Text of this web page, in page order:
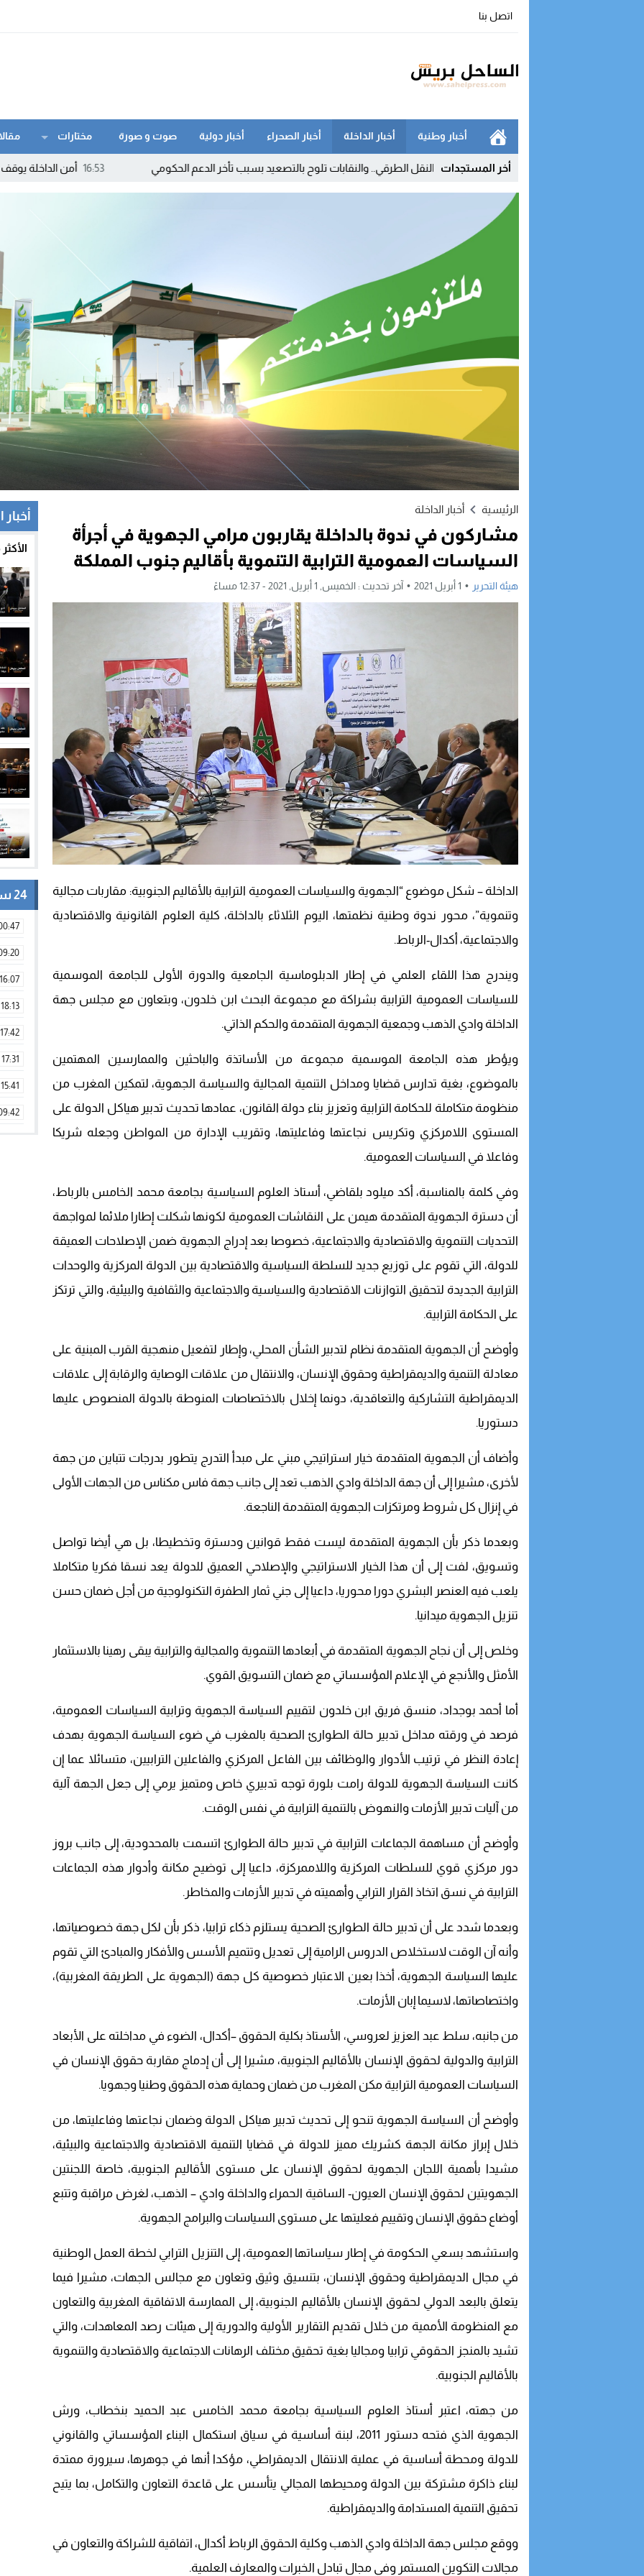
اتصل بنا
أخبار وطنية أخبار الداخلة أخبار الصحراء أخبار دولية صوت و صورة مختارات
أخر المستجدات 16:53 أمن الداخلة يوقف مبحوثا عنه يفجر غضب مهنيي النقل الطرقي.. والنقابات تلوح بالتصعيد بسبب تأخر الدعم الحكومي
الرئيسية أخبار الداخلة
مشاركون في ندوة بالداخلة يقاربون مرامي الجهوية في أجرأة
السياسات العمومية الترابية التنموية بأقاليم جنوب المملكة
هيئة التحرير 1 أبريل 2021 آخر تحديث : الخميس, 1 أبريل, 2021 - 12:37 مساءً
الداخلة – شكل موضوع “الجهوية والسياسات العمومية الترابية بالأقاليم الجنوبية: مقاربات مجالية
وتنموية”، محور ندوة وطنية نظمتها، اليوم الثلاثاء بالداخلة، كلية العلوم القانونية والاقتصادية
والاجتماعية، أكدال-الرباط.
ويندرج هذا اللقاء العلمي في إطار الدبلوماسية الجامعية والدورة الأولى للجامعة الموسمية
للسياسات العمومية الترابية بشراكة مع مجموعة البحث ابن خلدون، وبتعاون مع مجلس جهة
الداخلة وادي الذهب وجمعية الجهوية المتقدمة والحكم الذاتي.
ويؤطر هذه الجامعة الموسمية مجموعة من الأساتذة والباحثين والممارسين المهتمين
بالموضوع، بغية تدارس قضايا ومداخل التنمية المجالية والسياسة الجهوية، لتمكين المغرب من
منظومة متكاملة للحكامة الترابية وتعزيز بناء دولة القانون، عمادها تحديث تدبير هياكل الدولة على
المستوى اللامركزي وتكريس نجاعتها وفاعليتها، وتقريب الإدارة من المواطن وجعله شريكا
وفاعلا في السياسات العمومية.
وفي كلمة بالمناسبة، أكد ميلود بلقاضي، أستاذ العلوم السياسية بجامعة محمد الخامس بالرباط،
أن دسترة الجهوية المتقدمة هيمن على النقاشات العمومية لكونها شكلت إطارا ملائما لمواجهة
التحديات التنموية والاقتصادية والاجتماعية، خصوصا بعد إدراج الجهوية ضمن الإصلاحات العميقة
للدولة، التي تقوم على توزيع جديد للسلطة السياسية والاقتصادية بين الدولة المركزية والوحدات
الترابية الجديدة لتحقيق التوازنات الاقتصادية والسياسية والاجتماعية والثقافية والبيئية، والتي ترتكز
على الحكامة الترابية.
وأوضح أن الجهوية المتقدمة نظام لتدبير الشأن المحلي، وإطار لتفعيل منهجية القرب المبنية على
معادلة التنمية والديمقراطية وحقوق الإنسان، والانتقال من علاقات الوصاية والرقابة إلى علاقات
الديمقراطية التشاركية والتعاقدية، دونما إخلال بالاختصاصات المنوطة بالدولة المنصوص عليها
دستوريا.
وأضاف أن الجهوية المتقدمة خيار استراتيجي مبني على مبدأ التدرج يتطور بدرجات تتباين من جهة
لأخرى، مشيرا إلى أن جهة الداخلة وادي الذهب تعد إلى جانب جهة فاس مكناس من الجهات الأولى
في إنزال كل شروط ومرتكزات الجهوية المتقدمة الناجعة.
وبعدما ذكر بأن الجهوية المتقدمة ليست فقط قوانين ودسترة وتخطيطا، بل هي أيضا تواصل
وتسويق، لفت إلى أن هذا الخيار الاستراتيجي والإصلاحي العميق للدولة يعد نسقا فكريا متكاملا
يلعب فيه العنصر البشري دورا محوريا، داعيا إلى جني ثمار الطفرة التكنولوجية من أجل ضمان حسن
تنزيل الجهوية ميدانيا.
وخلص إلى أن نجاح الجهوية المتقدمة في أبعادها التنموية والمجالية والترابية يبقى رهينا بالاستثمار
الأمثل والأنجع في الإعلام المؤسساتي مع ضمان التسويق القوي.
أما أحمد بوجداد، منسق فريق ابن خلدون لتقييم السياسة الجهوية وترابية السياسات العمومية،
فرصد في ورقته مداخل تدبير حالة الطوارئ الصحية بالمغرب في ضوء السياسة الجهوية بهدف
إعادة النظر في ترتيب الأدوار والوظائف بين الفاعل المركزي والفاعلين الترابيين، متسائلا عما إن
كانت السياسة الجهوية للدولة رامت بلورة توجه تدبيري خاص ومتميز يرمي إلى جعل الجهة آلية
من آليات تدبير الأزمات والنهوض بالتنمية الترابية في نفس الوقت.
وأوضح أن مساهمة الجماعات الترابية في تدبير حالة الطوارئ اتسمت بالمحدودية، إلى جانب بروز
دور مركزي قوي للسلطات المركزية واللاممركزة، داعيا إلى توضيح مكانة وأدوار هذه الجماعات
الترابية في نسق اتخاذ القرار الترابي وأهميته في تدبير الأزمات والمخاطر.
وبعدما شدد على أن تدبير حالة الطوارئ الصحية يستلزم ذكاء ترابيا، ذكر بأن لكل جهة خصوصياتها،
وأنه آن الوقت لاستخلاص الدروس الرامية إلى تعديل وتتميم الأسس والأفكار والمبادئ التي تقوم
عليها السياسة الجهوية، أخذا بعين الاعتبار خصوصية كل جهة (الجهوية على الطريقة المغربية)،
واختصاصاتها، لاسيما إبان الأزمات.
من جانبه، سلط عبد العزيز لعروسي، الأستاذ بكلية الحقوق –أكدال، الضوء في مداخلته على الأبعاد
الترابية والدولية لحقوق الإنسان بالأقاليم الجنوبية، مشيرا إلى أن إدماج مقاربة حقوق الإنسان في
السياسات العمومية الترابية مكن المغرب من ضمان وحماية هذه الحقوق وطنيا وجهويا.
وأوضح أن السياسة الجهوية تنحو إلى تحديث تدبير هياكل الدولة وضمان نجاعتها وفاعليتها، من
خلال إبراز مكانة الجهة كشريك مميز للدولة في قضايا التنمية الاقتصادية والاجتماعية والبيئية،
مشيدا بأهمية اللجان الجهوية لحقوق الإنسان على مستوى الأقاليم الجنوبية، خاصة اللجنتين
الجهويتين لحقوق الإنسان العيون- الساقية الحمراء والداخلة وادي – الذهب، لغرض مراقبة وتتبع
أوضاع حقوق الإنسان وتقييم فعليتها على مستوى السياسات والبرامج الجهوية.
واستشهد بسعي الحكومة في إطار سياساتها العمومية، إلى التنزيل الترابي لخطة العمل الوطنية
في مجال الديمقراطية وحقوق الإنسان، بتنسيق وثيق وتعاون مع مجالس الجهات، مشيرا فيما
يتعلق بالبعد الدولي لحقوق الإنسان بالأقاليم الجنوبية، إلى الممارسة الاتفاقية المغربية والتعاون
مع المنظومة الأممية من خلال تقديم التقارير الأولية والدورية إلى هيئات رصد المعاهدات، والتي
تشيد بالمنجز الحقوقي ترابيا ومجاليا بغية تحقيق مختلف الرهانات الاجتماعية والاقتصادية والتنموية
بالأقاليم الجنوبية.
من جهته، اعتبر أستاذ العلوم السياسية بجامعة محمد الخامس عبد الحميد بنخطاب، ورش
الجهوية الذي فتحه دستور 2011، لبنة أساسية في سياق استكمال البناء المؤسساتي والقانوني
للدولة ومحطة أساسية في عملية الانتقال الديمقراطي، مؤكدا أنها في جوهرها، سيرورة ممتدة
لبناء ذاكرة مشتركة بين الدولة ومحيطها المجالي يتأسس على قاعدة التعاون والتكامل، بما يتيح
تحقيق التنمية المستدامة والديمقراطية.
ووقع مجلس جهة الداخلة وادي الذهب وكلیة الحقوق الرباط أكدال، اتفاقية للشراكة والتعاون في
مجالات التكوين المستمر وفي مجال تبادل الخبرات والمعارف العلمية.
أخبار
24 ساعة
16:07
18:13
17:42
17:31
15:41